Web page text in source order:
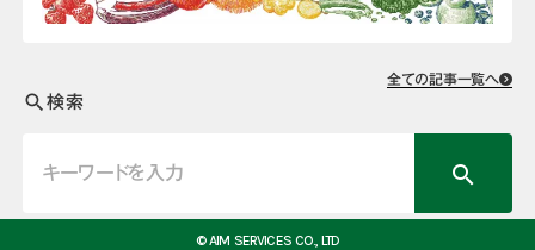
全ての記事一覧へ
search検索
search
© AIM SERVICES CO., LTD